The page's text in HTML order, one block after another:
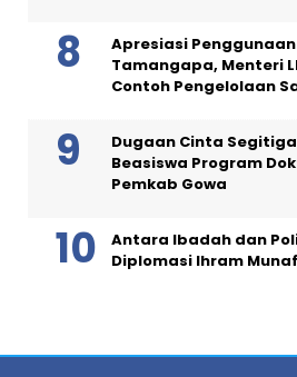
Apresiasi
Tamangapa, Menteri
Contoh Pengelolaan
Dugaan Cinta
Beasiswa Program
Pemkab Gowa
Antara Ibadah dan
Diplomasi Ihram